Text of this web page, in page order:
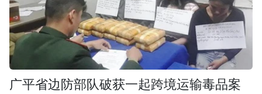
广平省边防部队破获一起跨境运输毒品案